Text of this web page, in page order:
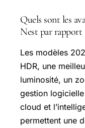
Quels sont les
Nest par rapport
Les modèles
HDR, une
luminosité, un
gestion
cloud et
permettent une